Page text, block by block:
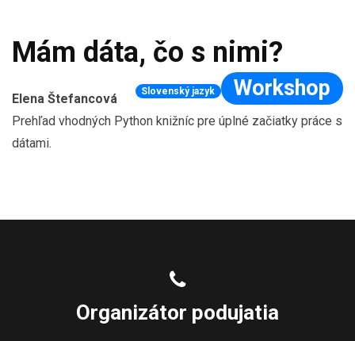
Mám dáta, čo s nimi?
Workshop
Slovenský jazyk
Elena Štefancová
Prehľad vhodných Python knižníc pre úplné začiatky práce s
dátami.
Organizátor podujatia